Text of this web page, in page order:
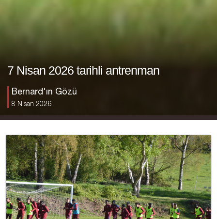
7 Nisan 2026 tarihli antrenman
Bernard'ın Gözü
8 Nisan 2026